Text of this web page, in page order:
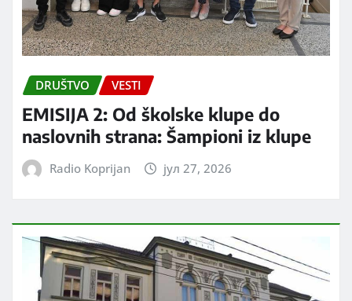
DRUŠTVO VESTI
EMISIJA 2: Od školske klupe do
naslovnih strana: Šampioni iz klupe
Radio Koprijan јул 27, 2026